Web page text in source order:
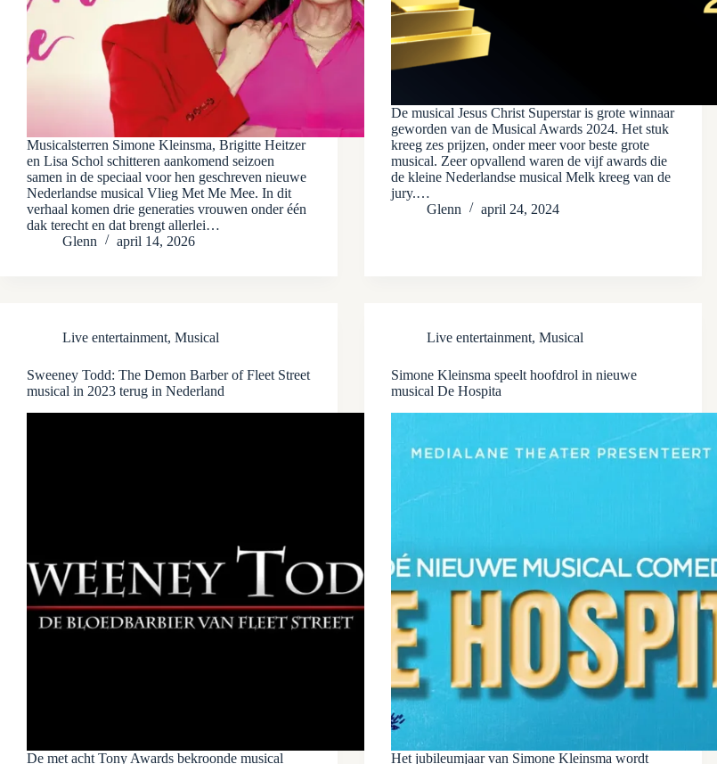
Musicalsterren Simone Kleinsma, Brigitte Heitzer
en Lisa Schol schitteren aankomend seizoen
samen in de speciaal voor hen geschreven nieuwe
Nederlandse musical Vlieg Met Me Mee. In dit
verhaal komen drie generaties vrouwen onder één
dak terecht en dat brengt allerlei…
Glenn
april 14, 2026
De musical Jesus Christ Superstar is grote winnaar
geworden van de Musical Awards 2024. Het stuk
kreeg zes prijzen, onder meer voor beste grote
musical. Zeer opvallend waren de vijf awards die
de kleine Nederlandse musical Melk kreeg van de
jury.…
Glenn
april 24, 2024
Live entertainment, Musical
Sweeney Todd: The Demon Barber of Fleet Street
musical in 2023 terug in Nederland
De met acht Tony Awards bekroonde musical
Live entertainment, Musical
Simone Kleinsma speelt hoofdrol in nieuwe
musical De Hospita
Het jubileumjaar van Simone Kleinsma wordt